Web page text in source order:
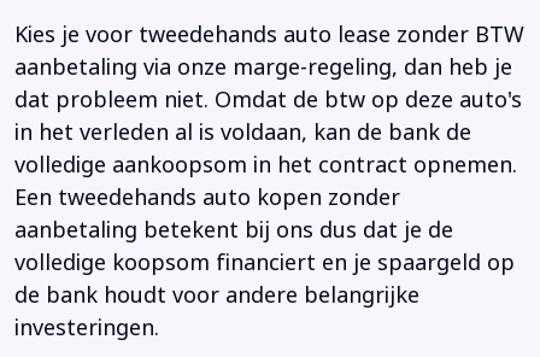
Kies je voor tweedehands auto lease zonder BTW
aanbetaling via onze marge-regeling, dan heb je
dat probleem niet. Omdat de btw op deze auto's
in het verleden al is voldaan, kan de bank de
volledige aankoopsom in het contract opnemen.
Een tweedehands auto kopen zonder
aanbetaling betekent bij ons dus dat je de
volledige koopsom financiert en je spaargeld op
de bank houdt voor andere belangrijke
investeringen.